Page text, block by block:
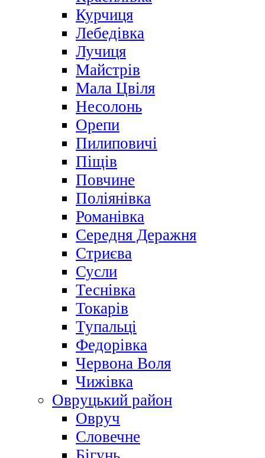
Курчиця
Лебедівка
Лучиця
Майстрів
Мала Цвіля
Несолонь
Орепи
Пилиповичі
Піщів
Повчине
Поліянівка
Романівка
Середня Деражня
Стриєва
Сусли
Теснівка
Токарів
Тупальці
Федорівка
Червона Воля
Чижівка
Овруцький район
Овруч
Словечне